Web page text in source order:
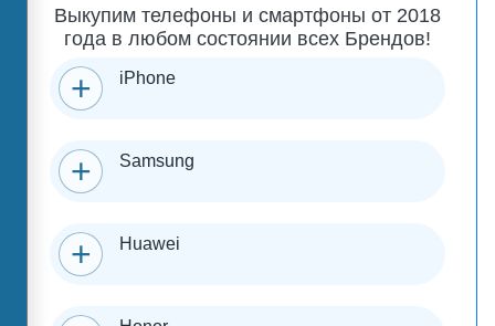
Выкупим телефоны и смартфоны от 2018
года в любом состоянии всех Брендов!
iPhone
Samsung
Huawei